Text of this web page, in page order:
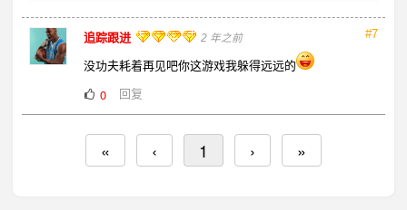
#7
追踪跟进 2 年之前
没功夫耗着再见吧你这游戏我躲得远远的
0
回复
« ‹ 1 › »